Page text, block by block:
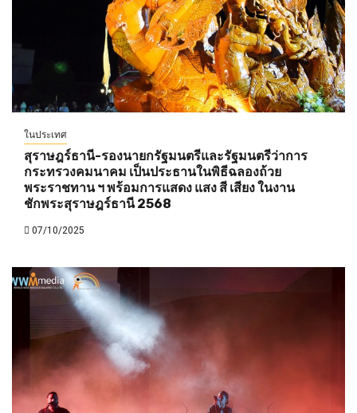
ในประเทศ
สุราษฎร์ธานี-รองนายกรัฐมนตรีและรัฐมนตรีว่าการ
กระทรวงคมนาคม เป็นประธานในพิธีฉลองถ้วย
พระราชทาน ฯ พร้อมการแสดง แสง สี เสียง ในงาน
ชักพระสุราษฎร์ธานี 2568
07/10/2025